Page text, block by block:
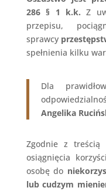
286 § 1 k.k. Z
przepisu,
sprawcy
spełnienia kilku
Dla
Angelika
Zgodnie z treścią
osiągnięcia
osobę do
lub cudzym